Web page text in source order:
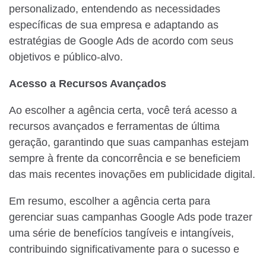
personalizado, entendendo as necessidades
específicas de sua empresa e adaptando as
estratégias de Google Ads de acordo com seus
objetivos e público-alvo.
Acesso a Recursos Avançados
Ao escolher a agência certa, você terá acesso a
recursos avançados e ferramentas de última
geração, garantindo que suas campanhas estejam
sempre à frente da concorrência e se beneficiem
das mais recentes inovações em publicidade digital.
Em resumo, escolher a agência certa para
gerenciar suas campanhas Google Ads pode trazer
uma série de benefícios tangíveis e intangíveis,
contribuindo significativamente para o sucesso e